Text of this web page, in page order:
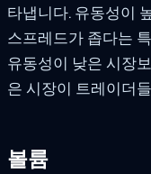
타냅니다. 유동성이
스프레드가 좁다는
유동성이 낮은 시장
은 시장이 트레이더
볼륨